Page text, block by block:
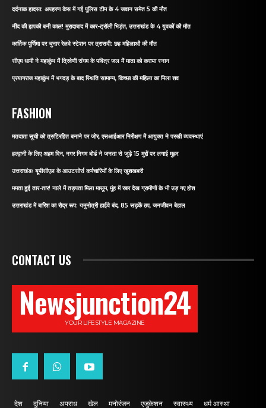
दर्दनाक हादसा: अपहरण केस में गई पुलिस टीम के 4 जवान समेत 5 की मौत
नींद की झपकी बनी काल! मुरादाबाद में कार-ट्रॉली भिड़ंत, उत्तराखंड के 4 युवकों की मौत
कार्तिक पूर्णिमा पर चुनार रेलवे स्टेशन पर त्रासदी: छह महिलाओं की मौत
सीएम धामी ने महाकुंभ में त्रिवेणी संगम के पवित्र जल में माता को कराया स्नान
प्रयागराज महाकुंभ में भगदड़ के बाद स्थिति सामान्य, किच्छा की महिला का मिला शव
FASHION
मतदाता सूची को त्रुटिरहित बनाने पर जोर, एसआईआर निरीक्षण में आयुक्त ने परखी व्यवस्थाएं
हल्द्वानी के लिए अहम दिन, नगर निगम बोर्ड ने जनता से जुड़े 15 मुद्दों पर लगाई मुहर
उत्तराखंडः यूपीसीएल के आउटसोर्स कर्मचारियों के लिए खुशखबरी
ममता हुई तार-तार! नाले में तड़पता मिला मासूम, मुंह में रबर देख ग्रामीणों के भी उड़ गए होश
उत्तराखंड में बारिश का रौद्र रूप: यमुनोत्री हाईवे बंद, 85 सड़कें ठप, जनजीवन बेहाल
CONTACT US
Newsjunction24
YOUR LIFESTYLE MAGAZINE
देश दुनिया अपराध खेल मनोरंजन एजुकेशन स्वास्थ्य धर्म आस्था